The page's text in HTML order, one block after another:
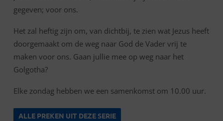
gegeven; voor ons.
Het zal heftig zijn om, van dichtbij, te zien wat Jezus heeft
doorgemaakt om de weg naar God de Vader vrij te
maken voor ons. Gaan jullie mee op weg naar het
Golgotha?
Elke zondag hebben we een samenkomst om 10.00 uur.
ALLE PREKEN UIT DEZE SERIE